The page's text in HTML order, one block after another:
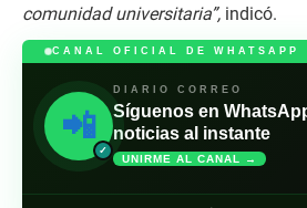
comunidad universitaria”, indicó.
CANAL OFICIAL DE WHATSAPP
📲
✓
DIARIO CORREO
Síguenos en
noticias al instante
UNIRME AL CANAL →